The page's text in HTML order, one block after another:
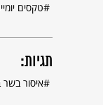
טקסים
תגיות:
איסור